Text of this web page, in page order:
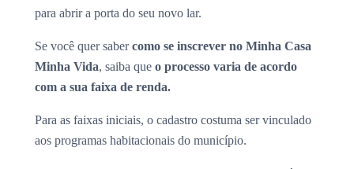
para abrir a porta do seu novo lar.
Se você quer sabercomo se inscrever no Minha Casa
Minha Vida, saiba que o processo varia de acordo
com a sua faixa de renda.
Para as faixas iniciais, o cadastro costuma ser vinculado
aos programas habitacionais do município.